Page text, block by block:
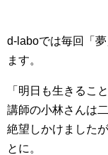
d-laboでは毎回「
ます。
「明日も生きること
講師の小林さんは
絶望しかけました
とに。